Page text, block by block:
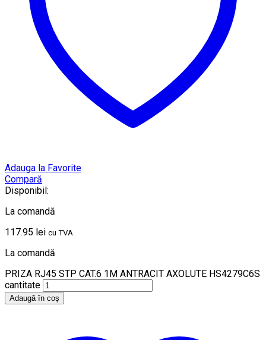
Adauga la Favorite
Compară
Disponibil:
La comandă
117.95 lei cu TVA
La comandă
PRIZA RJ45 STP CAT.6 1M ANTRACIT AXOLUTE HS4279C6S
cantitate
Adaugă în coș